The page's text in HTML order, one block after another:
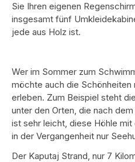
Sie Ihren eigenen
insgesamt fünf
jede aus Holz ist.
Wer im Sommer zum
möchte auch die Schönheiten
erleben. Zum Beispiel steht
unter den Orten, die nach
ist sehr leicht, diese Höhle
in der Vergangenheit nur
Der Kaputaj Strand, nur 7